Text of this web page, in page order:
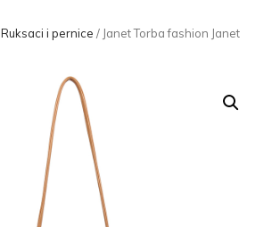
Ruksaci i pernice / Janet Torba fashion Janet